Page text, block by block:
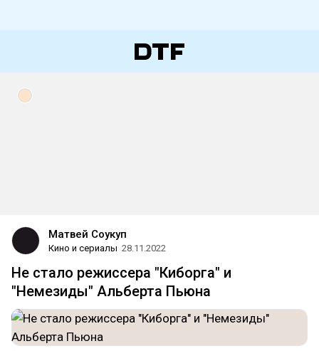
Матвей Соукуп
Кино и сериалы 28.11.2022
Не стало режиссера "Киборга" и
"Немезиды" Альберта Пьюна